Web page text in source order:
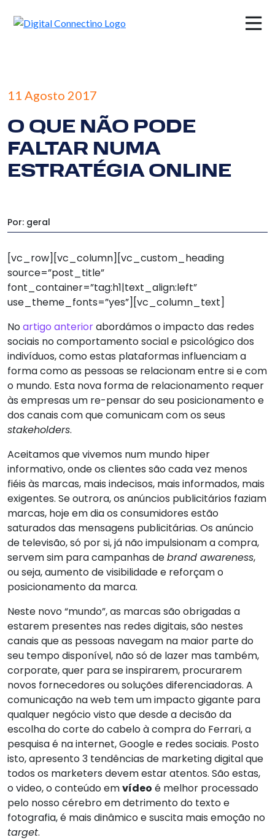
×
11 Agosto 2017
O QUE NÃO PODE
FALTAR NUMA
ESTRATÉGIA ONLINE
Por: geral
[vc_row][vc_column][vc_custom_heading
source=”post_title”
font_container=”tag:h1|text_align:left”
use_theme_fonts=”yes”][vc_column_text]
Noartigo anteriorabordámos o impacto das redes
sociais no comportamento social e psicológico dos
indivíduos, como estas plataformas influenciam a
forma como as pessoas se relacionam entre si e com
o mundo. Esta nova forma de relacionamento requer
às empresas um re-pensar do seu posicionamento e
dos canais com que comunicam com os seus
stakeholders.
Aceitamos que vivemos num mundo hiper
informativo, onde os clientes são cada vez menos
fiéis às marcas, mais indecisos, mais informados, mais
exigentes. Se outrora, os anúncios publicitários faziam
marcas, hoje em dia os consumidores estão
saturados das mensagens publicitárias. Os anúncio
de televisão, só por si, já não impulsionam a compra,
servem sim para campanhas debrand awareness,
ou seja, aumento de visibilidade e reforçam o
posicionamento da marca.
Neste novo “mundo”, as marcas são obrigadas a
estarem presentes nas redes digitais, são nestes
canais que as pessoas navegam na maior parte do
seu tempo disponível, não só de lazer mas também,
corporate, quer para se inspirarem, procurarem
novos fornecedores ou soluções diferenciadoras. A
comunicação na web tem um impacto gigante para
qualquer negócio visto que desde a decisão da
escolha do corte do cabelo à compra do Ferrari, a
pesquisa é na internet, Google e redes sociais. Posto
isto, apresento 3 tendências de marketing digital que
todos os marketers devem estar atentos. São estas,
o video, o conteúdo emvídeo é melhor processado
pelo nosso cérebro em detrimento do texto e
fotografia, é mais dinâmico e suscita mais emoção no
target.